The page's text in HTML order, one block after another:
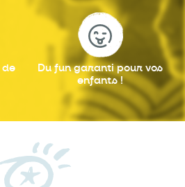
de
Du fun garantipour vos
enfants !